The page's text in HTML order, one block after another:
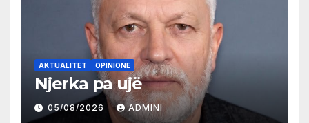
AKTUALITET OPINIONE
Njerka pa ujë
05/08/2026 ADMINI